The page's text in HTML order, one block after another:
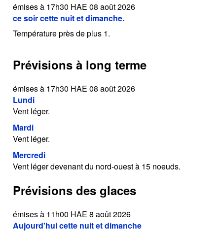
émises à 17h30 HAE 08 août 2026
ce soir cette nuit et dimanche.
Température près de plus 1.
Prévisions à long terme
émises à 17h30 HAE 08 août 2026
Lundi
Vent léger.
Mardi
Vent léger.
Mercredi
Vent léger devenant du nord-ouest à 15 noeuds.
Prévisions des glaces
émises à 11h00 HAE 8 août 2026
Aujourd'hui cette nuit et dimanche